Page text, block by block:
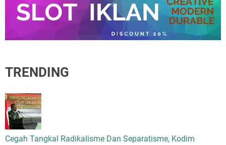
TRENDING
Cegah Tangkal Radikalisme Dan Separatisme, Kodim